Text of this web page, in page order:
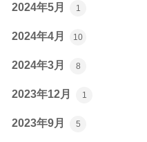
2024年5月 1
2024年4月 10
2024年3月 8
2023年12月 1
2023年9月 5